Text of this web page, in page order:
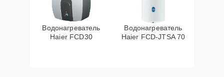
Водонагреватель
Haier FCD30
Водонагреватель
Haier FCD-JTSA 70